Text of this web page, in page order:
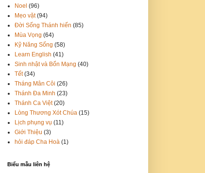
Noel (96)
Mẹo vặt (94)
Đời Sống Thánh hiến (85)
Mùa Vọng (64)
Kỹ Năng Sống (58)
Learn English (41)
Sinh nhật và Bổn Mạng (40)
Tết (34)
Tháng Mân Côi (26)
Thánh Đa Minh (23)
Thánh Ca Việt (20)
Lòng Thương Xót Chúa (15)
Lịch phụng vụ (11)
Giới Thiệu (3)
hỏi đáp Cha Hoà (1)
Biểu mẫu liên hệ